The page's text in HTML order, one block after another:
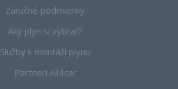
Záručné podmienky
Aký plyn si vybrať?
Služby k montáži plynu
Partneri All4car